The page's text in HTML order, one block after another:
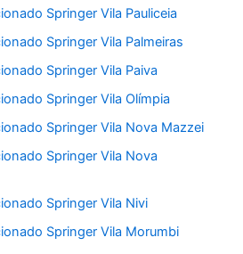
Springer Vila Pauliceia
Springer Vila Palmeiras
Springer Vila Paiva
Springer Vila Olímpia
Springer Vila Nova Mazzei
Springer Vila Nova
Springer Vila Nivi
Springer Vila Morumbi